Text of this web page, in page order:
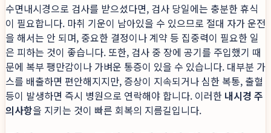
수면내시경으로 검사를 받으셨다면, 검사 당일에는 충분한 휴식
이 필요합니다. 마취 기운이 남아있을 수 있으므로 절대 자가 운전
을 해서는 안 되며, 중요한 결정이나 계약 등 집중력이 필요한 일
은 피하는 것이 좋습니다. 또한, 검사 중 장에 공기를 주입했기 때
문에 복부 팽만감이나 가벼운 통증이 있을 수 있습니다. 대부분 가
스를 배출하면 편안해지지만, 증상이 지속되거나 심한 복통, 출혈
등이 발생하면 즉시 병원으로 연락해야 합니다. 이러한 내시경 주
의사항을 지키는 것이 빠른 회복의 지름길입니다.